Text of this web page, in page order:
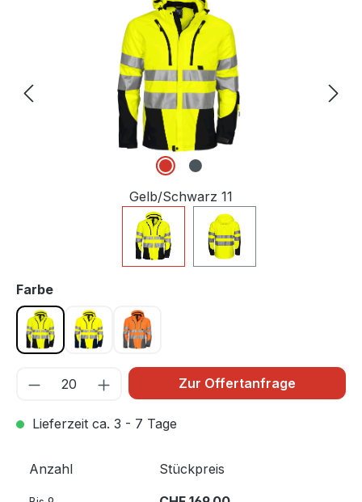
Gelb/Schwarz 11
Farbeauswählen
Gelb/Schwarz 11
Gelb 10Orange 17
Zur Offertanfrage
Lieferzeit ca. 3 - 7 Tage
Anzahl Stückpreis